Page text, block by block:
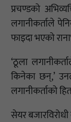
प्रचण्डको
लगानीकर्ताले
फाइदा भएको
‘ठूला
किनेका छन्,’
लगानीकर्ताको
सेयर